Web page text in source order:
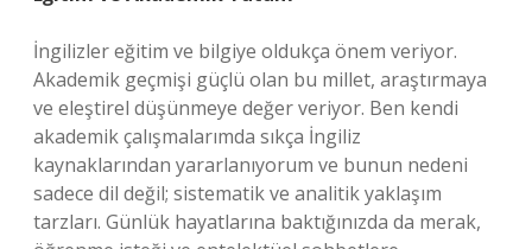
İngilizler eğitim ve bilgiye oldukça önem veriyor.
Akademik geçmişi güçlü olan bu millet, araştırmaya
ve eleştirel düşünmeye değer veriyor. Ben kendi
akademik çalışmalarımda sıkça İngiliz
kaynaklarından yararlanıyorum ve bunun nedeni
sadece dil değil; sistematik ve analitik yaklaşım
tarzları. Günlük hayatlarına baktığınızda da merak,